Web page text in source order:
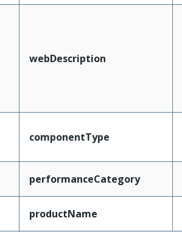
webDescription
componentType
performanceCategory
productName